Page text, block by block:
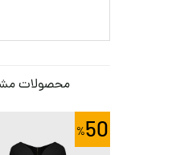
محصولات
50